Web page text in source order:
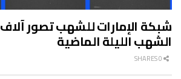
شبكة الإمارات للشهب تصور آلاف
الشهب الليلة الماضية